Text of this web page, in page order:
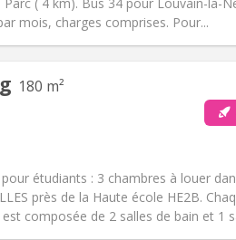
mois, charges comprises. Pour...
Other
180 m²
étudiants : 3 chambres à louer
près de la Haute école HE2B.
composée de 2 salles de bain et 1
Other
Atmosphere: